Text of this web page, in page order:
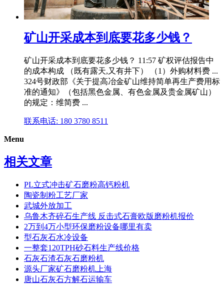
矿山开采成本到底要花多少钱？
矿山开采成本到底要花多少钱？ 11:57 矿权评估报告中
的成本构成 （既有露天,又有井下） （1）外购材料费 ...
324号财政部《关于提高冶金矿山维持简单再生产费用标
准的通知》（包括黑色金属、有色金属及贵金属矿山）
的规定：维简费 ...
联系电话: 180 3780 8511
Menu
相关文章
PL立式冲击矿石磨粉高钙粉机
陶瓷制粉工艺厂家
武城外放加工
乌鲁木齐碎石生产线 反击式石膏欧版磨粉机报价
2万到4万小型环保磨粉设备哪里有卖
型石灰石水冷设备
一整套120TPH砂石料生产线价格
石灰石渣石灰石磨粉机
源头厂家矿石磨粉机上海
唐山石灰石方解石运输车